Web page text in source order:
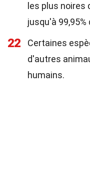
les plus noires
jusqu'à 99,95%
22
Certaines
d'autres
humains.